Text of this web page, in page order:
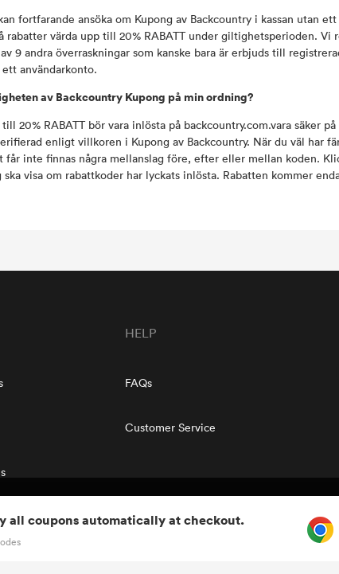
fortfarande ansöka om Kupong av Backcountry i kassan utan
rabatter värda upp till 20% RABATT under giltighetsperioden.
9 andra överraskningar som kanske bara är erbjuds till
användarkonto.
av Backcountry Kupong på min ordning?
20% RABATT bör vara inlösta på backcountry.com.vara säker
enligt villkoren i Kupong av Backcountry. När du väl har
får inte finnas några mellanslag före, efter eller mellan koden.
visa om rabattkoder har lyckats inlösta. Rabatten kommer
HELP
FAQs
Customer Service
- 2022 MaxRebates.com. All Rights Reserved.
all coupons automatically at checkout.
and to enhance and customize content and
user. By clicking accept, you accept ourPrivacy